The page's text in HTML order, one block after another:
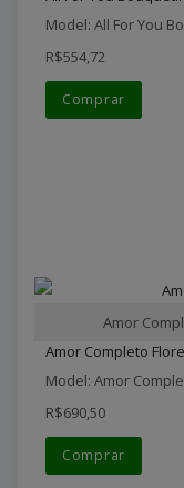
Model: All For You
R$554,72
Comprar
Amor
Amor Completo
Model: Amor
R$690,50
Comprar